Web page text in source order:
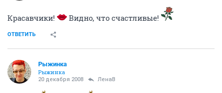
Красавчики! Видно, что счастливые!
ОТВЕТИТЬ
Рыжинка
Рыжинка
20 декабря 2008 ЛенаВ